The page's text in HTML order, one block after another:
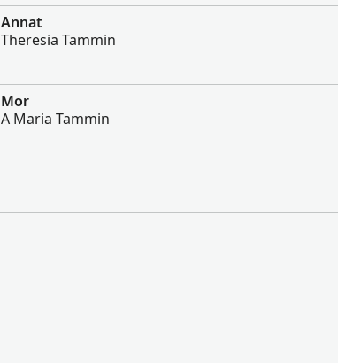
Annat
Theresia Tammin
Mor
A Maria Tammin